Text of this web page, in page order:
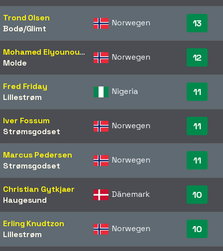
Trond Olsen
Bodø/Glimt
Norwegen 13
Mohamed Elyounoussi
Molde
Norwegen 12
Fred Friday
Lillestrøm
Nigeria 11
Iver Fossum
Strømsgodset
Norwegen 11
Marcus Pedersen
Strømsgodset
Norwegen 11
Christian Gytkjaer
Haugesund
Dänemark 10
Erling Knudtzon
Lillestrøm
Norwegen 10